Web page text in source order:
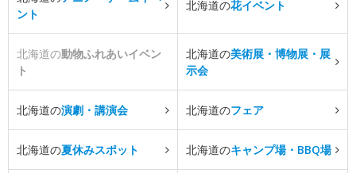
ント
北海道の花イベント
北海道の動物ふれあいイベン
ト
北海道の美術展・博物展・展
示会
北海道の演劇・講演会 北海道のフェア
北海道の夏休みスポット 北海道のキャンプ場・BBQ場